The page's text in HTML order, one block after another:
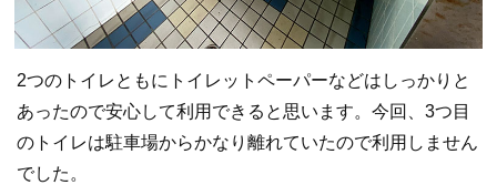
2つのトイレともにトイレットペーパーなどはしっかりと
あったので安心して利用できると思います。今回、3つ目
のトイレは駐車場からかなり離れていたので利用しません
でした。